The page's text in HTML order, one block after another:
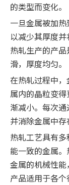
的类型而变化。
一旦金属被加
以减少其厚度
热轧生产的产
滑，厚度均匀。
在热轧过程中
属内的晶粒变
渐减小。每次
并消除金属中存
热轧工艺具有
能一致的金属
金属的机械性
产品适用于各